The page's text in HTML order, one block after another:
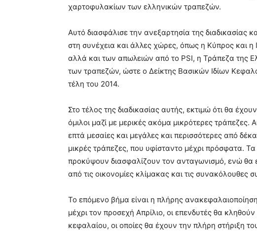
χαρτοφυλακίων των ελληνικών τραπεζών.
Αυτό διασφάλισε την ανεξαρτησία της διαδικασίας
στη συνέχεια και άλλες χώρες, όπως η Κύπρος και
αλλά και των απωλειών από το PSI, η Τράπεζα της
των τραπεζών, ώστε ο Δείκτης Βασικών Ιδίων
τέλη του 2014.
Στο τέλος της διαδικασίας αυτής, εκτιμώ ότι θα
όμιλοι μαζί με μερικές ακόμα μικρότερες τράπεζες.
επτά μεσαίες και μεγάλες και περισσότερες από δέκα
μικρές τράπεζες, που υφίσταντο μέχρι πρόσφατα.
προκύψουν διασφαλίζουν τον ανταγωνισμό, ενώ θα
από τις οικονομίες κλίμακας και τις συνακόλουθες
Το επόμενο βήμα είναι η πλήρης
μέχρι τον προσεχή Απρίλιο, οι επενδυτές θα
κεφαλαίου, οι οποίες θα έχουν την πλήρη στήριξη